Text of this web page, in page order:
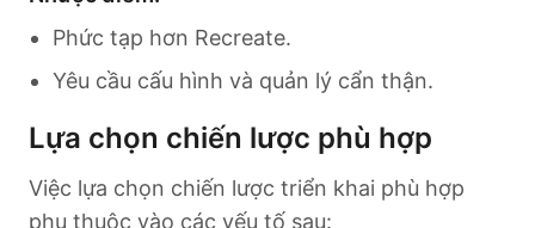
Phức tạp hơn Recreate.
Yêu cầu cấu hình và quản lý cẩn thận.
Lựa chọn chiến lược phù hợp
Việc lựa chọn chiến lược triển khai phù hợp
phụ thuộc vào các yếu tố sau: